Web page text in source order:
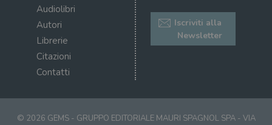
Audiolibri
Autori
Librerie
Citazioni
Contatti
Iscriviti alla
Newsletter
© 2026 GEMS - GRUPPO EDITORIALE MAURI SPAGNOL SPA - VIA